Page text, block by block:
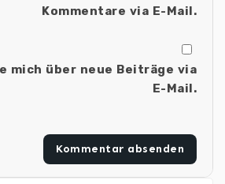
Kommentare via E-Mail.
mich über neue Beiträge via
E-Mail.